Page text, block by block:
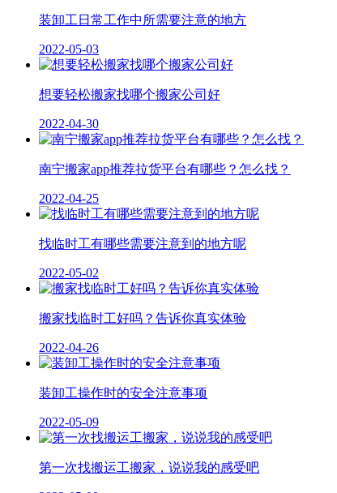
装卸工日常工作中所需要注意的地方
2022-05-03
想要轻松搬家找哪个搬家公司好
2022-04-30
南宁搬家app推荐拉货平台有哪些？怎么找？
2022-04-25
找临时工有哪些需要注意到的地方呢
2022-05-02
搬家找临时工好吗？告诉你真实体验
2022-04-26
装卸工操作时的安全注意事项
2022-05-09
第一次找搬运工搬家，说说我的感受吧